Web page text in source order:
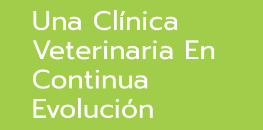
Una Clínica
Veterinaria En
Continua
Evolución